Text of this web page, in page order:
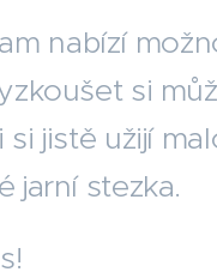
nabízí
si
si jistě užijí
jarní stezka.